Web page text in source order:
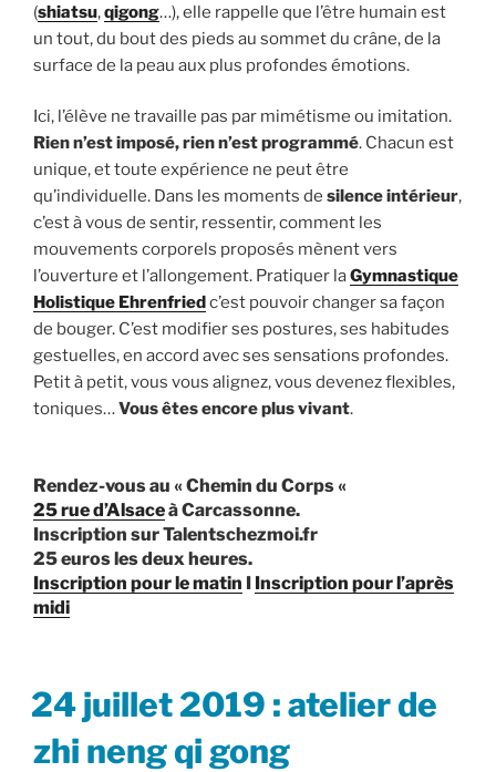
(shiatsu,qigong…), elle rappelle que l’être humain est
un tout, du bout des pieds au sommet du crâne, de la
surface de la peau aux plus profondes émotions.
Ici, l’élève ne travaille pas par mimétisme ou imitation.
Rien n’est imposé, rien n’est programmé. Chacun est
unique, et toute expérience ne peut être
qu’individuelle. Dans les moments de silence intérieur,
c’est à vous de sentir, ressentir, comment les
mouvements corporels proposés mènent vers
l’ouverture et l’allongement. Pratiquer laGymnastique
Holistique Ehrenfriedc’est pouvoir changer sa façon
de bouger. C’est modifier ses postures, ses habitudes
gestuelles, en accord avec ses sensations profondes.
Petit à petit, vous vous alignez, vous devenez flexibles,
toniques…Vous êtes encore plus vivant.
Rendez-vous au « Chemin du Corps «
25 rue d’Alsaceà Carcassonne.
Inscription sur Talentschezmoi.fr
25 euros les deux heures.
Inscription pour le matin I Inscription pour l’après
midi
LE
24 juillet 2019 : atelier de
zhi neng qi gong